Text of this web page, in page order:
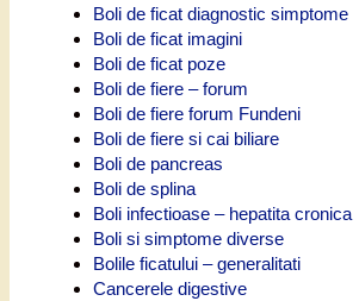
Boli de ficat diagnostic simptome
Boli de ficat imagini
Boli de ficat poze
Boli de fiere – forum
Boli de fiere forum Fundeni
Boli de fiere si cai biliare
Boli de pancreas
Boli de splina
Boli infectioase – hepatita cronica
Boli si simptome diverse
Bolile ficatului – generalitati
Cancerele digestive